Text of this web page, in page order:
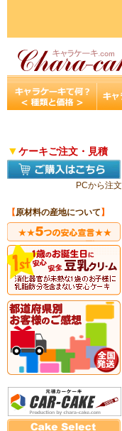
▼ケーキご注文・見積
PCから注文
【原材料の産地について 】